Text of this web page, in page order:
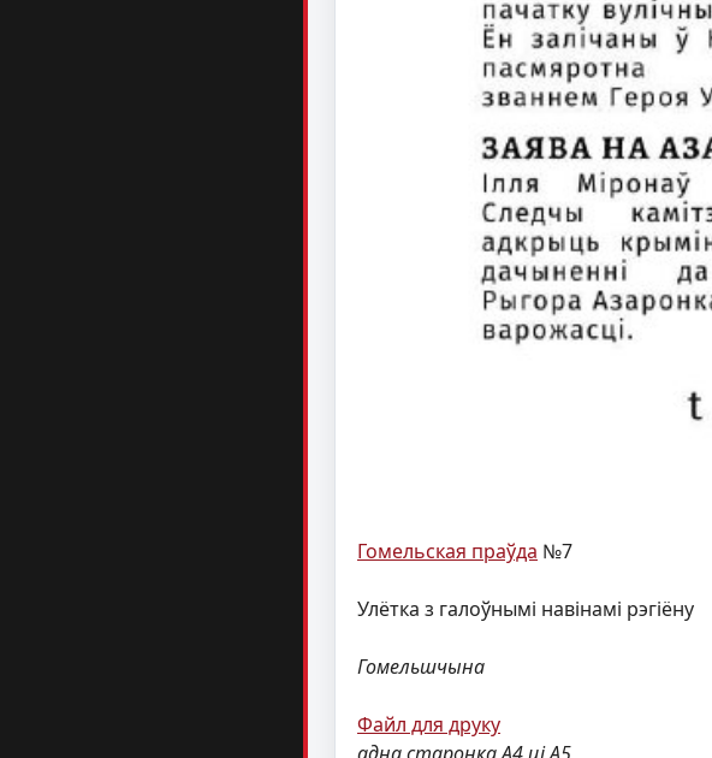
Гомельская праўда №7
Улётка з галоўнымі навінамі рэгіёну
Гомельшчына
Файл для друку